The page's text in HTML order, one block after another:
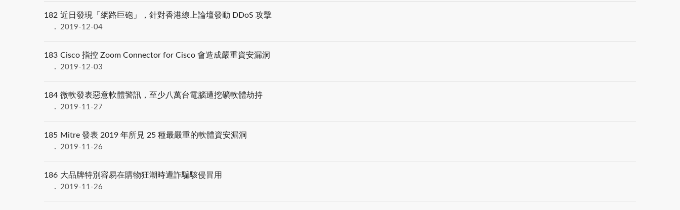
182 近日發現「網路巨砲」，針對香港線上論壇發動 DDoS 攻擊
2019-12-04
183 Cisco 指控 Zoom Connector for Cisco 會造成嚴重資安漏洞
2019-12-03
184 微軟發表惡意軟體警訊，至少八萬台電腦遭挖礦軟體劫持
2019-11-27
185 Mitre 發表 2019 年所見 25 種最嚴重的軟體資安漏洞
2019-11-26
186 大品牌特別容易在購物狂潮時遭詐騙駭侵冒用
2019-11-26